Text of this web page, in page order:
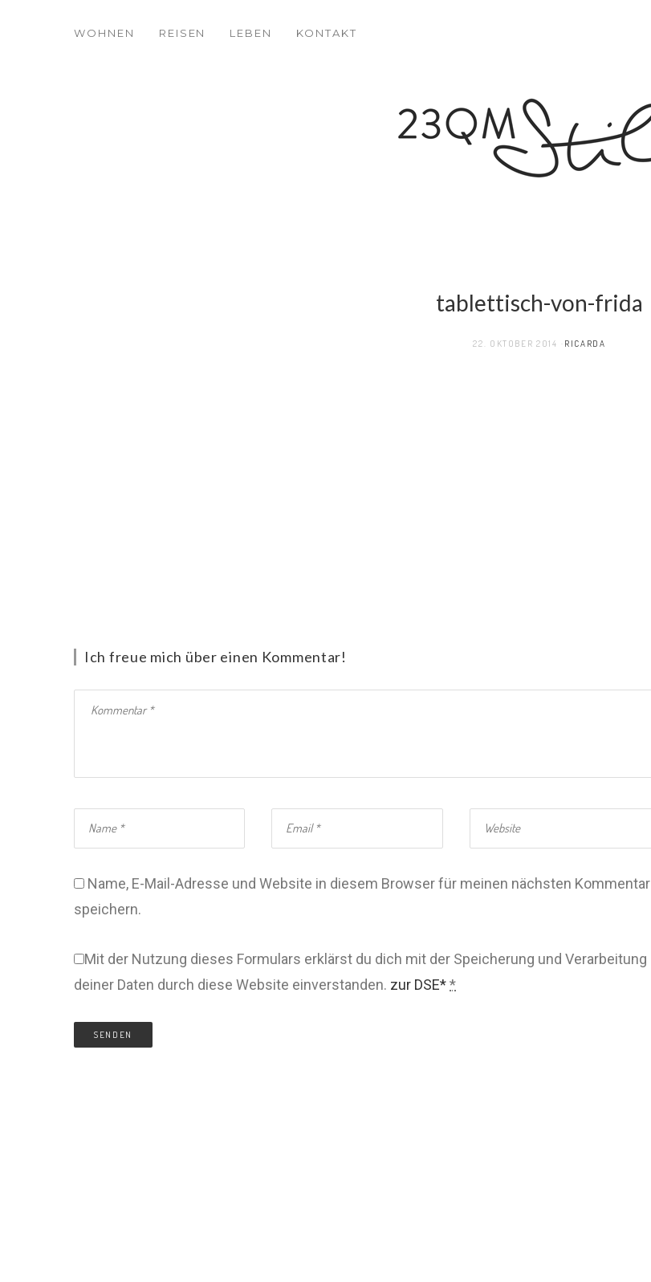
WOHNEN REISEN LEBEN KONTAKT
tablettisch-von-frida
22. OKTOBER 2014 RICARDA
Ich freue mich über einen Kommentar!
Name, E-Mail-Adresse und Website in diesem Browser für meinen nächsten Kommentar
speichern.
Mit der Nutzung dieses Formulars erklärst du dich mit der Speicherung und Verarbeitung
deiner Daten durch diese Website einverstanden. zur DSE**